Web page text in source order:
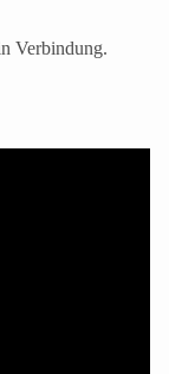
Verbindung.